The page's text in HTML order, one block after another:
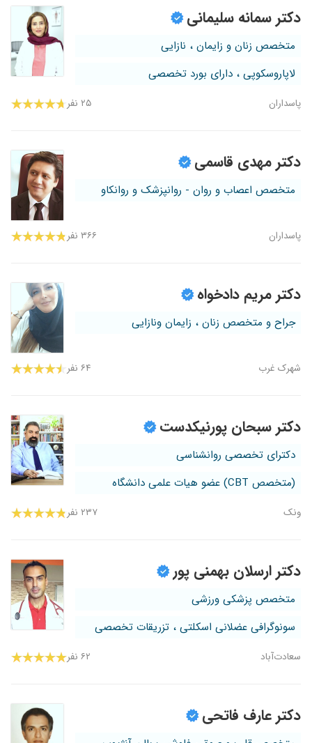
دکتر سمانه سلیمانی
متخصص زنان و زایمان ، نازایی
لاپاروسکوپی ، دارای بورد تخصصی
پاسداران ۲۵ نفر
دکتر مهدی قاسمی
متخصص اعصاب و روان - روانپزشک و روانکاو
پاسداران ۳۶۶ نفر
دکتر مریم دادخواه
جراح و متخصص زنان ، زایمان ونازایی
شهرک غرب ۶۴ نفر
دکتر سبحان پورنیکدست
دکترای تخصصی روانشناسی
(متخصص CBT) عضو هیات علمی دانشگاه
ونک ۲۳۷ نفر
دکتر ارسلان بهمنی پور
متخصص پزشکی ورزشی
سونوگرافی عضلانی اسکلتی ، تزریقات تخصصی
سعادت‌آباد ۶۲ نفر
دکتر عارف فاتحی